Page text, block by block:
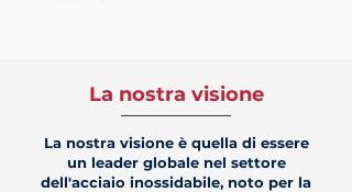
La nostra visione
La nostra visione è quella di essere
un leader globale nel settore
dell'acciaio inossidabile, noto per la